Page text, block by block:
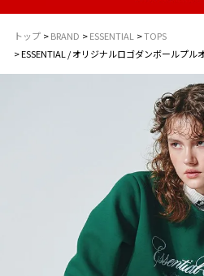
トップ BRAND ESSENTIAL
TOPS
ESSENTIAL / オリジナルロゴダンボールプル